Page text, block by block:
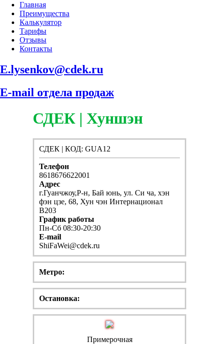
Главная
Преимущества
Калькулятор
Тарифы
Отзывы
Контакты
E.lysenkov@cdek.ru
E-mail отдела продаж
СДЕК | Хуншэн
СДЕК | КОД: GUA12
Телефон
8618676622001
Адрес
г.Гуанчжоу,Р-н, Бай юнь, ул. Си ча, хэн
фэн цзе, 68, Хун чэн Интернационал
В203
График работы
Пн-Сб 08:30-20:30
E-mail
ShiFaWei@cdek.ru
Метро:
Остановка:
Примерочная